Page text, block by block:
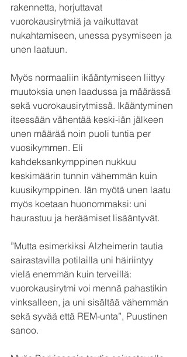
rakennetta, horjuttavat
vuorokausirytmiä ja vaikuttavat
nukahtamiseen, unessa pysymiseen ja
unen laatuun.
Myös normaaliin ikääntymiseen liittyy
muutoksia unen laadussa ja määrässä
sekä vuorokausirytmissä. Ikääntyminen
itsessään vähentää keski-iän jälkeen
unen määrää noin puoli tuntia per
vuosikymmen. Eli
kahdeksankymppinen nukkuu
keskimäärin tunnin vähemmän kuin
kuusikymppinen. Iän myötä unen laatu
myös koetaan huonommaksi: uni
haurastuu ja heräämiset lisääntyvät.
”Mutta esimerkiksi Alzheimerin tautia
sairastavilla potilailla uni häiriintyy
vielä enemmän kuin terveillä:
vuorokausirytmi voi mennä pahastikin
vinksalleen, ja uni sisältää vähemmän
sekä syvää että REM-unta”, Puustinen
sanoo.